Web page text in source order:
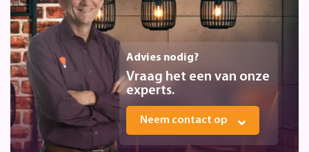
Advies nodig?
Vraag het een van onze
experts.
Neem contact op